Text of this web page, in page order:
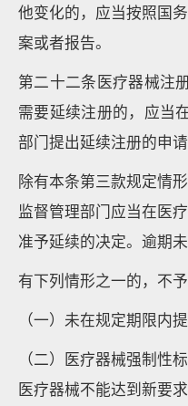
他变化的，应当按照国
案或者报告。
第二十二条医疗器械注
需要延续注册的，应当
部门提出延续注册的申请
除有本条第三款规定情
监督管理部门应当在医
准予延续的决定。逾期
有下列情形之一的，不予
（一）未在规定期限内
（二）医疗器械强制性
医疗器械不能达到新要求